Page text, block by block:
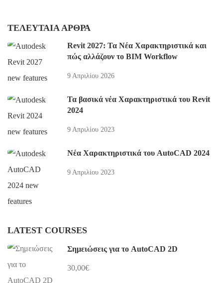
ΤΕΛΕΥΤΑΊΑ ΆΡΘΡΑ
Revit 2027: Τα Νέα Χαρακτηριστικά και
πώς αλλάζουν το BIM Workflow
9 Απριλίου 2026
Τα βασικά νέα Χαρακτηριστικά του Revit
2024
9 Απριλίου 2023
Νέα Χαρακτηριστικά του AutoCAD 2024
9 Απριλίου 2023
LATEST COURSES
Σημειώσεις για το AutoCAD 2D
30,00€